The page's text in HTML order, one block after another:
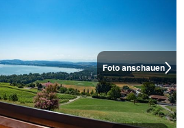
Foto anschauen